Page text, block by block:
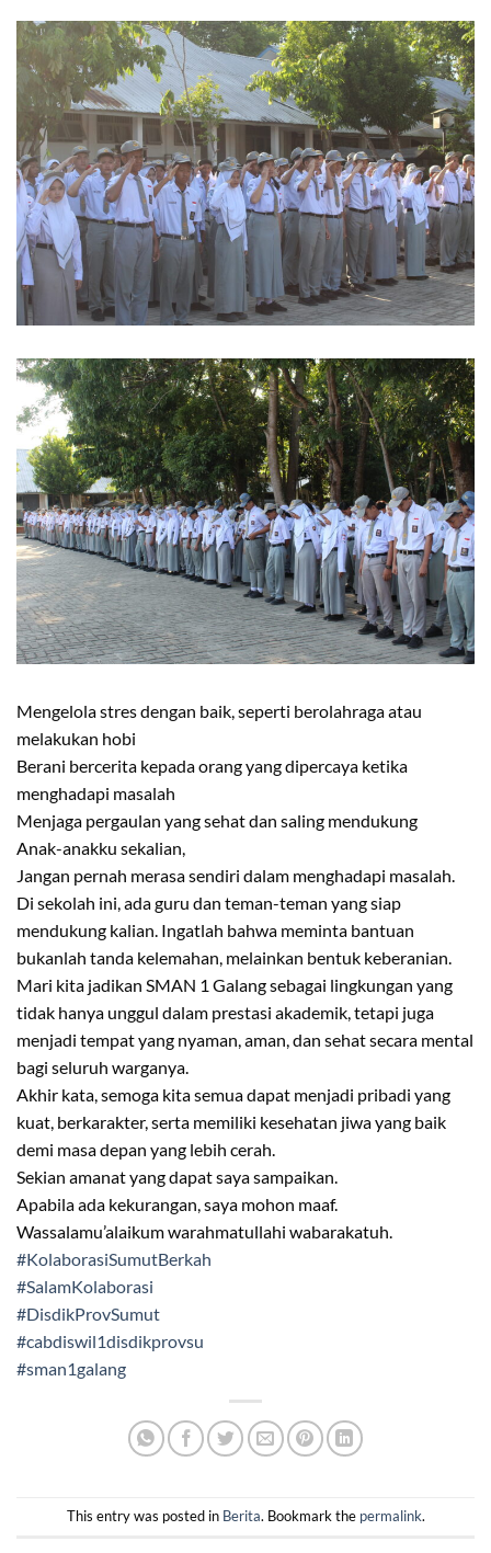
Mengelola stres dengan baik, seperti berolahraga atau
melakukan hobi
Berani bercerita kepada orang yang dipercaya ketika
menghadapi masalah
Menjaga pergaulan yang sehat dan saling mendukung
Anak-anakku sekalian,
Jangan pernah merasa sendiri dalam menghadapi masalah.
Di sekolah ini, ada guru dan teman-teman yang siap
mendukung kalian. Ingatlah bahwa meminta bantuan
bukanlah tanda kelemahan, melainkan bentuk keberanian.
Mari kita jadikan SMAN 1 Galang sebagai lingkungan yang
tidak hanya unggul dalam prestasi akademik, tetapi juga
menjadi tempat yang nyaman, aman, dan sehat secara mental
bagi seluruh warganya.
Akhir kata, semoga kita semua dapat menjadi pribadi yang
kuat, berkarakter, serta memiliki kesehatan jiwa yang baik
demi masa depan yang lebih cerah.
Sekian amanat yang dapat saya sampaikan.
Apabila ada kekurangan, saya mohon maaf.
Wassalamu’alaikum warahmatullahi wabarakatuh.
#KolaborasiSumutBerkah
#SalamKolaborasi
#DisdikProvSumut
#cabdiswil1disdikprovsu
#sman1galang
This entry was posted in Berita. Bookmark the permalink.